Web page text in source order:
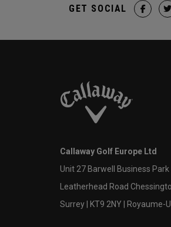
GET SOCIAL
Callaway Golf Europe Ltd
Unit 27 Barwell Business Park
Leatherhead Road
Surrey | KT9 2NY | Royaume-